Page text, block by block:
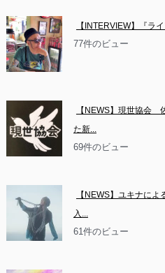
【INTERVIEW】『ラ
77件のビュー
【NEWS】現世協会
た新...
69件のビュー
【NEWS】ユキナに
入...
61件のビュー